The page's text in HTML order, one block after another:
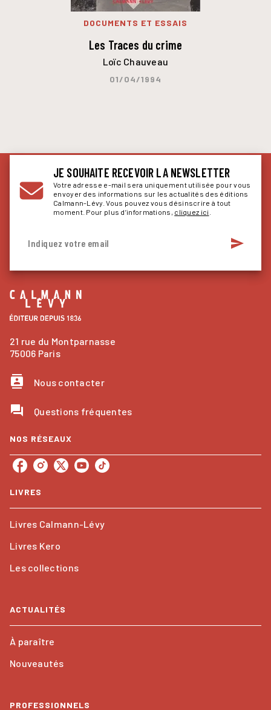
DOCUMENTS ET ESSAIS
Les Traces du crime
Loïc Chauveau
01/04/1994
JE SOUHAITE RECEVOIR LA NEWSLETTER
Votre adresse e-mail sera uniquement utilisée pour vous
envoyer des informations sur les actualités des éditions
Calmann-Lévy. Vous pouvez vous désinscrire à tout
moment. Pour plus d’informations, cliquez ici
Indiquez votre email send
21 rue du Montparnasse
75006 Paris
contacts Nous contacter
question_answer Questions fréquentes
NOS RÉSEAUX
LIVRES
Livres Calmann-Lévy
Livres Kero
Les collections
ACTUALITÉS
À paraître
Nouveautés
PROFESSIONNELS